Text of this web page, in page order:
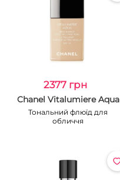
2377 грн
Chanel Vitalumiere Aqua
Тональний флюїд для
обличчя